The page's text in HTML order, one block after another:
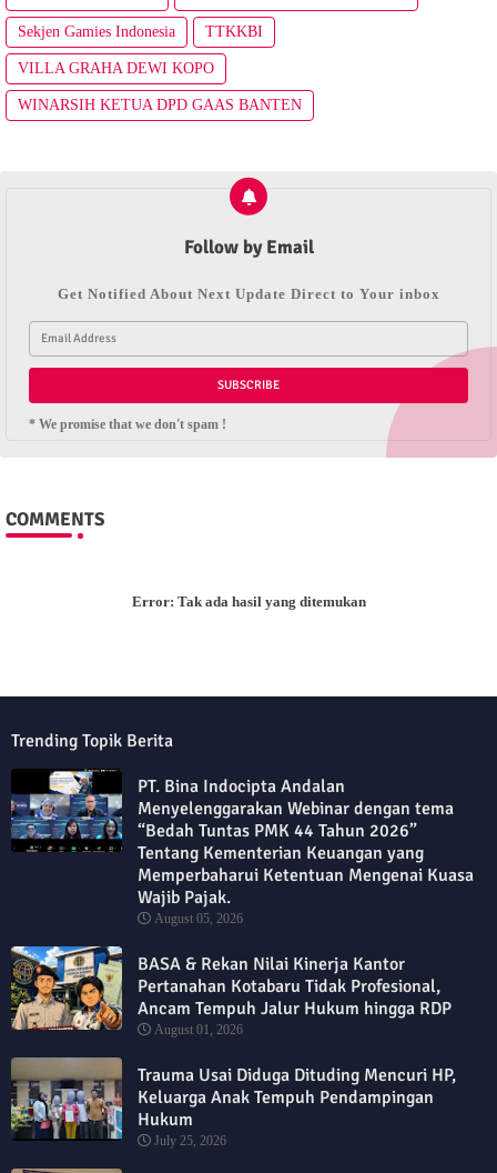
Sekjen Gamies Indonesia TTKKBI
VILLA GRAHA DEWI KOPO
WINARSIH KETUA DPD GAAS BANTEN
Follow by Email
Get Notified About Next Update Direct to Your inbox
* We promise that we don't spam !
COMMENTS
Error: Tak ada hasil yang ditemukan
Trending Topik Berita
PT. Bina Indocipta Andalan
Menyelenggarakan Webinar dengan tema
“Bedah Tuntas PMK 44 Tahun 2026”
Tentang Kementerian Keuangan yang
Memperbaharui Ketentuan Mengenai Kuasa
Wajib Pajak.
August 05, 2026
BASA & Rekan Nilai Kinerja Kantor
Pertanahan Kotabaru Tidak Profesional,
Ancam Tempuh Jalur Hukum hingga RDP
August 01, 2026
Trauma Usai Diduga Dituding Mencuri HP,
Keluarga Anak Tempuh Pendampingan
Hukum
July 25, 2026